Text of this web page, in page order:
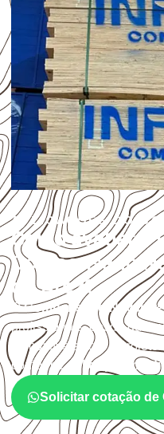
APLICAÇÕES DO
Como avaliar o
Compensado
de Arez?
OCompensado Naval
profissionais, desde que
compatíveis com o
conformeaplicação,
Solicitar cotação de